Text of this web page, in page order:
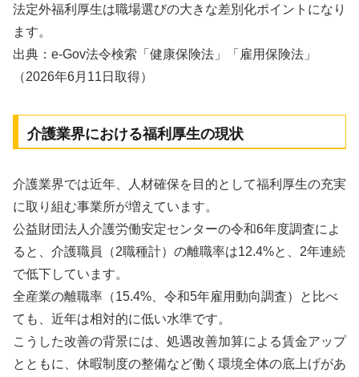
法定外福利厚生は職場選びの大きな差別化ポイントになり
ます。
出典：e-Gov法令検索「健康保険法」「雇用保険法」
（2026年6月11日取得）
介護業界における福利厚生の現状
介護業界では近年、人材確保を目的として福利厚生の充実
に取り組む事業所が増えています。
公益財団法人介護労働安定センターの令和6年度調査によ
ると、介護職員（2職種計）の離職率は12.4%と、2年連続
で低下しています。
全産業の離職率（15.4%、令和5年雇用動向調査）と比べ
ても、近年は相対的に低い水準です。
こうした改善の背景には、処遇改善加算による賃金アップ
とともに、休暇制度の整備など働く環境全体の底上げがあ